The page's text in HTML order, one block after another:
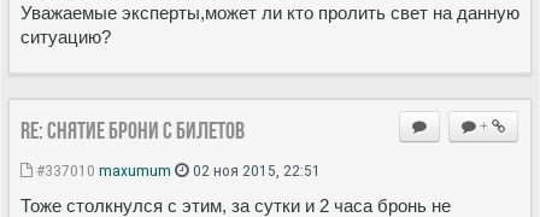
Уважаемые эксперты,может ли кто пролить свет на данную
ситуацию?
+
Re: Снятие брони с билетов
#337010 maxumum 02 ноя 2015, 22:51
Тоже столкнулся с этим, за сутки и 2 часа бронь не